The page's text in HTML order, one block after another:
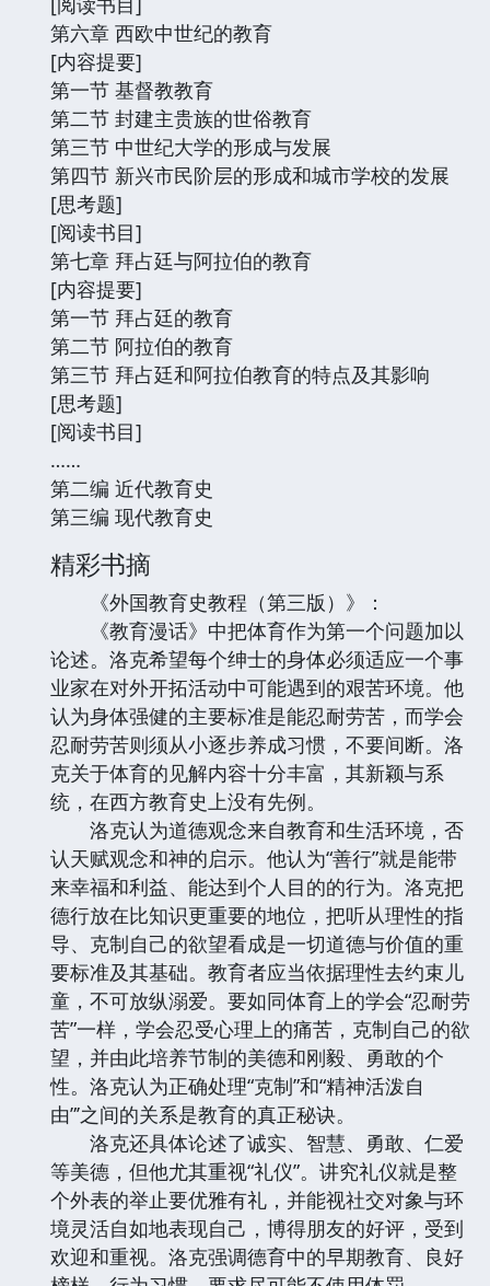
第六章 西欧中世纪的教育
[内容提要]
第一节 基督教教育
第二节 封建主贵族的世俗教育
第三节 中世纪大学的形成与发展
第四节 新兴市民阶层的形成和城市学校的发展
[思考题]
[阅读书目]
第七章 拜占廷与阿拉伯的教育
[内容提要]
第一节 拜占廷的教育
第二节 阿拉伯的教育
第三节 拜占廷和阿拉伯教育的特点及其影响
[思考题]
[阅读书目]
……
第二编 近代教育史
第三编 现代教育史
精彩书摘
《外国教育史教程（第三版）》：
《教育漫话》中把体育作为第一个问题加以
论述。洛克希望每个绅士的身体必须适应一个事
业家在对外开拓活动中可能遇到的艰苦环境。他
认为身体强健的主要标准是能忍耐劳苦，而学会
忍耐劳苦则须从小逐步养成习惯，不要间断。洛
克关于体育的见解内容十分丰富，其新颖与系
统，在西方教育史上没有先例。
洛克认为道德观念来自教育和生活环境，否
认天赋观念和神的启示。他认为“善行”就是能带
来幸福和利益、能达到个人目的的行为。洛克把
德行放在比知识更重要的地位，把听从理性的指
导、克制自己的欲望看成是一切道德与价值的重
要标准及其基础。教育者应当依据理性去约束儿
童，不可放纵溺爱。要如同体育上的学会“忍耐劳
苦”一样，学会忍受心理上的痛苦，克制自己的欲
望，并由此培养节制的美德和刚毅、勇敢的个
性。洛克认为正确处理“克制”和“精神活泼自
由”’之间的关系是教育的真正秘诀。
洛克还具体论述了诚实、智慧、勇敢、仁爱
等美德，但他尤其重视“礼仪”。讲究礼仪就是整
个外表的举止要优雅有礼，并能视社交对象与环
境灵活自如地表现自己，博得朋友的好评，受到
欢迎和重视。洛克强调德育中的早期教育、良好